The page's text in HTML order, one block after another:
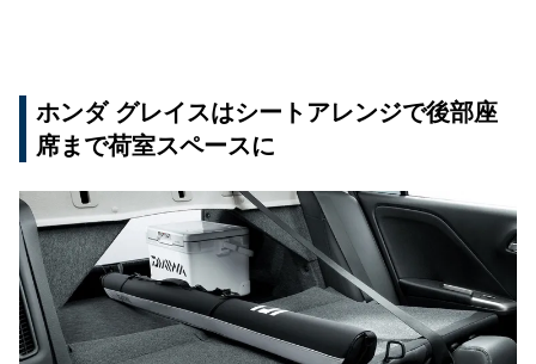
ホンダ グレイスはシートアレンジで後部座
席まで荷室スペースに